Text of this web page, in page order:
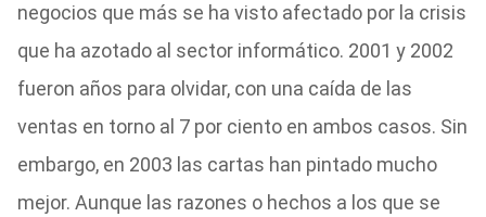
negocios que más se ha visto afectado por la crisis
que ha azotado al sector informático. 2001 y 2002
fueron años para olvidar, con una caída de las
ventas en torno al 7 por ciento en ambos casos. Sin
embargo, en 2003 las cartas han pintado mucho
mejor. Aunque las razones o hechos a los que se